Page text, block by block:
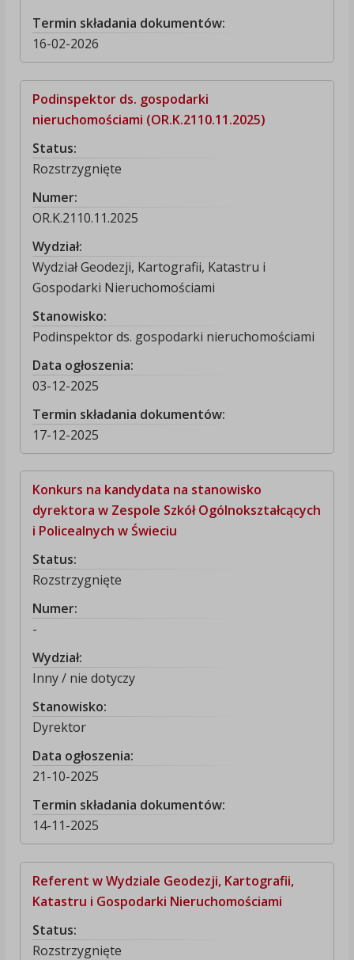
Termin składania dokumentów:
16-02-2026
Podinspektor ds. gospodarki
nieruchomościami (OR.K.2110.11.2025)
Status:
Rozstrzygnięte
Numer:
OR.K.2110.11.2025
Wydział:
Wydział Geodezji, Kartografii, Katastru i
Gospodarki Nieruchomościami
Stanowisko:
Podinspektor ds. gospodarki nieruchomościami
Data ogłoszenia:
03-12-2025
Termin składania dokumentów:
17-12-2025
Konkurs na kandydata na stanowisko
dyrektora w Zespole Szkół Ogólnokształcących
i Policealnych w Świeciu
Status:
Rozstrzygnięte
Numer:
-
Wydział:
Inny / nie dotyczy
Stanowisko:
Dyrektor
Data ogłoszenia:
21-10-2025
Termin składania dokumentów:
14-11-2025
Referent w Wydziale Geodezji, Kartografii,
Katastru i Gospodarki Nieruchomościami
Status:
Rozstrzygnięte